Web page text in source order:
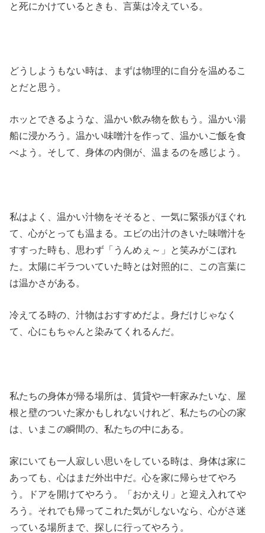
と死にかけているときも、言葉は冷えている。
どうしようもない時は、まずは物理的に自分を温めるこ
とだと思う。
ホッとできるような、温かい飲み物を飲もう。温かい湯
船に浸かろう。温かい味噌汁を作って、温かいご飯を食
べよう。そして、身体の内側が、温まるのを感じよう。
私はよく、温かい汁物をそそると、一気に緊張がほぐれ
て、心がとっても温まる。エビの出汁のきいた味噌汁を
すすった時も、思わず「うんめぇ～」と笑みがこぼれ
た。太陽にギラついていた時とは対照的に、この言葉に
は温かさがある。
冷えてる時の、汁物はおすすめだよ。身だけじゃなく
て、心にもちゃんと染みてくれるんだ。
私たちの身体が帰る場所は、賃貸や一軒家みたいな、屋
根と壁のついた家かもしれないけれど、私たちの心の家
は、いまこの瞬間の、私たちの中にある。
家にいても一人寂しい思いをしている時は、身体は家に
あっても、心はまだ外出中だ。心を家に帰らせてやろ
う。ドアを開けてやろう。「おかえり」と迎え入れてや
ろう。それでも帰ってこれた気がしないなら、心がさ迷
っている場所まで、探しに行ってやろう。